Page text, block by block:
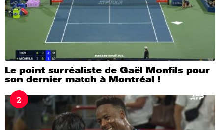
Le point surréaliste de Gaël Monfils pour
son dernier match à Montréal !
2